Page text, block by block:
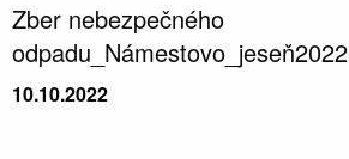
Zber nebezpečného
odpadu_Námestovo_jeseň2022
10.10.2022